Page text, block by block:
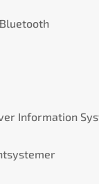
Information